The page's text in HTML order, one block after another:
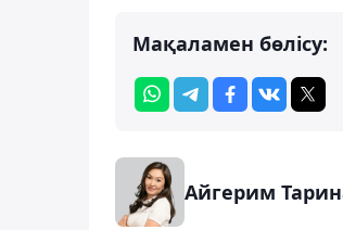
Мақаламен бөлісу:
Айгерим